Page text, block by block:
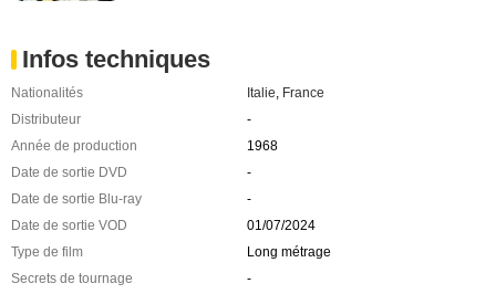
Infos techniques
Nationalités Italie France
Distributeur
-
Année de production
1968
Date de sortie DVD
-
Date de sortie Blu-ray
-
Date de sortie VOD
01/07/2024
Type de film
Long métrage
Secrets de tournage
-